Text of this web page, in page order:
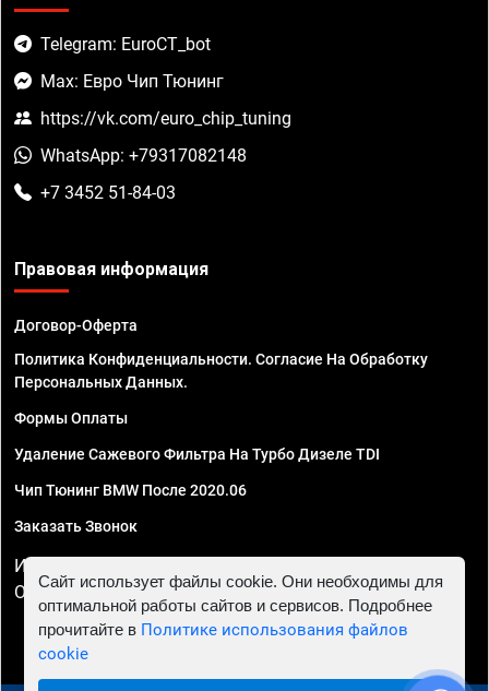
Telegram: EuroCT_bot
Max: Евро Чип Тюнинг
https://vk.com/euro_chip_tuning
WhatsApp: +79317082148
+7 3452 51-84-03
Правовая информация
Договор-Оферта
Политика Конфиденциальности. Согласие На Обработку
Персональных Данных.
Формы Оплаты
Удаление Сажевого Фильтра На Турбо Дизеле TDI
Чип Тюнинг BMW После 2020.06
Заказать Звонок
ИП Смирнов Георгий Павлович. ИНН 781302555843,
ОГРНИП 324470400032610
Сайт использует файлы cookie. Они необходимы для
оптимальной работы сайтов и сервисов. Подробнее
прочитайте в Политике использования файлов
cookie